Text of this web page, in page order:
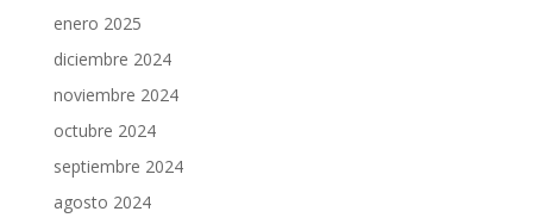
enero 2025
diciembre 2024
noviembre 2024
octubre 2024
septiembre 2024
agosto 2024